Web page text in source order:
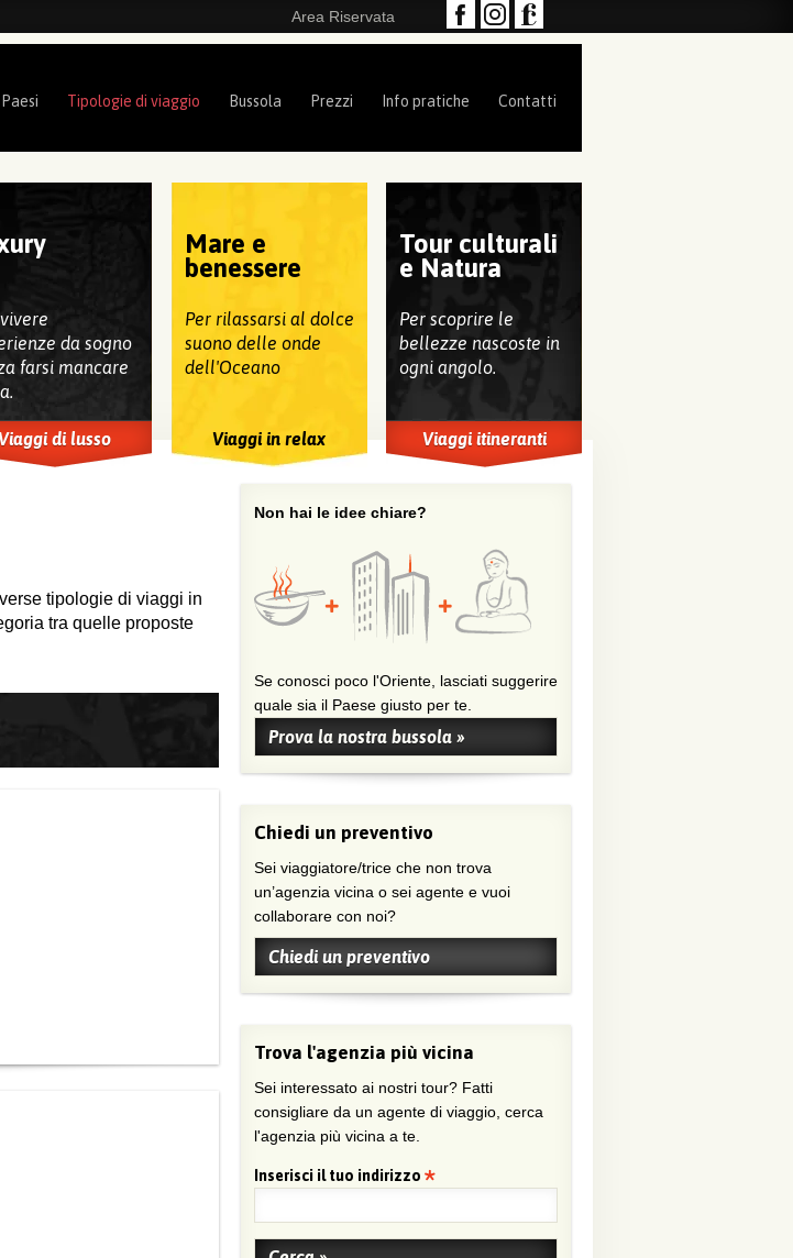
Area Riservata
Paesi Tipologie di viaggio Bussola Prezzi Info pratiche Contatti
da sogno
farsi mancare
di lusso
Mare e
benessere
Per rilassarsi al dolce
suono delle onde
dell'Oceano
Viaggi in relax
Tour culturali
e Natura
Per scoprire le
bellezze nascoste in
ogni angolo.
Viaggi itineranti
tipologie di viaggi in
tra quelle proposte
Non hai le idee chiare?
Se conosci poco l'Oriente, lasciati suggerire
quale sia il Paese giusto per te.
Prova la nostra bussola »
Chiedi un preventivo
Sei viaggiatore/trice che non trova
un’agenzia vicina o sei agente e vuoi
collaborare con noi?
Chiedi un preventivo
Trova l'agenzia più vicina
Sei interessato ai nostri tour? Fatti
consigliare da un agente di viaggio, cerca
l'agenzia più vicina a te.
Inserisci il tuo indirizzo